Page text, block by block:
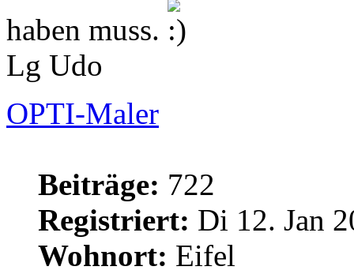
haben muss.
Lg Udo
OPTI-Maler
Beiträge: 722
Registriert: Di 12. Jan
Wohnort: Eifel